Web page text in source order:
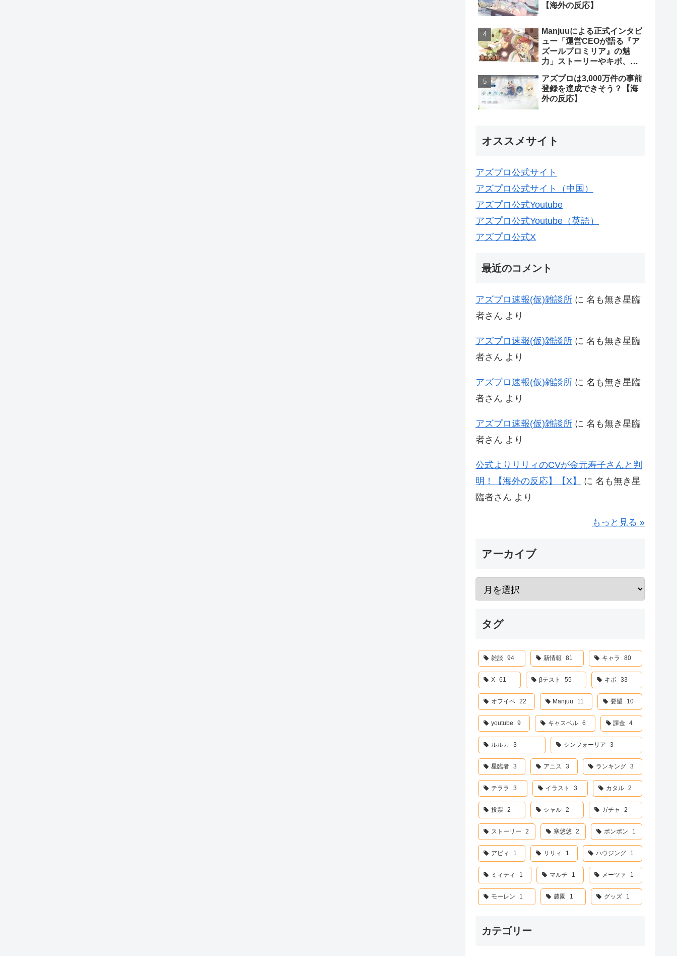
【海外の反応】
Manjuuによる正式インタビ
ュー「運営CEOが語る『ア
ズールプロミリア』の魅
力」ストーリーやキボ、ス
反応】
アズプロは3,000万件の事前
登録を達成できそう？【海
外の反応】
オススメサイト
アズプロ公式サイト
アズプロ公式サイト（中国）
アズプロ公式Youtube
アズプロ公式Youtube（英語）
アズプロ公式X
最近のコメント
アズプロ速報(仮)雑談所 に 名も無き星臨
者さん より
アズプロ速報(仮)雑談所 に 名も無き星臨
者さん より
アズプロ速報(仮)雑談所 に 名も無き星臨
者さん より
アズプロ速報(仮)雑談所 に 名も無き星臨
者さん より
公式よりリリィのCVが金元寿子さんと判
明！【海外の反応】【X】
に 名も無き星
臨者さん より
もっと見る »
アーカイブ
タグ
雑談 94 新情報 81 キャラ 80
X 61 βテスト 55 キボ 33
オフイベ 22 Manjuu 11 要望 10
youtube 9 キャスベル 6 課金 4
ルルカ 3 シンフォーリア 3
星臨者 3 アニス 3 ランキング 3
テララ 3 イラスト 3 カタル 2
投票 2 シャル 2 ガチャ 2
ストーリー 2 寒悠悠 2 ポンポン 1
アビィ 1 リリィ 1 ハウジング 1
ミィティ 1 マルチ 1 メーツァ 1
モーレン 1 農園 1 グッズ 1
カテゴリー